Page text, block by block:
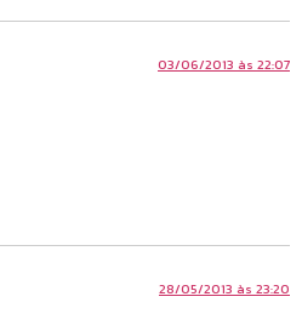
03/06/2013 às 22:07
28/05/2013 às 23:20